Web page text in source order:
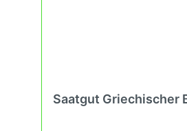
Saatgut Griechischer